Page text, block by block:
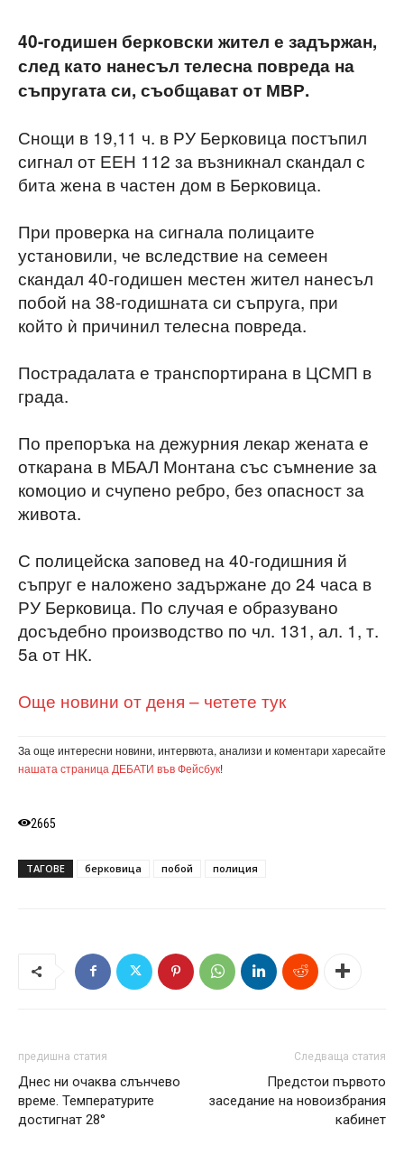
40-годишен берковски жител е задържан,
след като нанесъл телесна повреда на
съпругата си, съобщават от МВР.
Снощи в 19,11 ч. в РУ Берковица постъпил
сигнал от ЕЕН 112 за възникнал скандал с
бита жена в частен дом в Берковица.
При проверка на сигнала полицаите
установили, че вследствие на семеен
скандал 40-годишен местен жител нанесъл
побой на 38-годишната си съпруга, при
който ѝ причинил телесна повреда.
Пострадалата е транспортирана в ЦСМП в
града.
По препоръка на дежурния лекар жената е
откарана в МБАЛ Монтана със съмнение за
комоцио и счупено ребро, без опасност за
живота.
С полицейска заповед на 40-годишния й
съпруг е наложено задържане до 24 часа в
РУ Берковица. По случая е образувано
досъдебно производство по чл. 131, ал. 1, т.
5а от НК.
Още новини от деня – четете тук
За още интересни новини, интервюта, анализи и коментари харесайте
нашата страница ДЕБАТИ във Фейсбук!
2665
ТАГОВЕ берковица побой полиция
предишна статия
Днес ни очаква слънчево
време. Температурите
достигнат 28°
Следваща статия
Предстои първото
заседание на новоизбрания
кабинет